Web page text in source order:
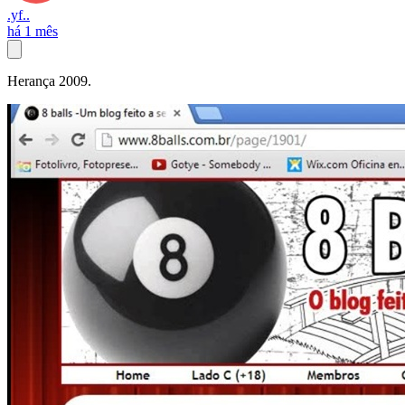
.yf..
há 1 mês
Herança 2009.